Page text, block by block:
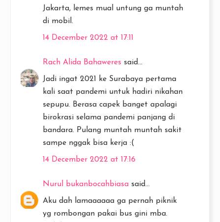
Jakarta, lemes mual untung ga muntah
di mobil.
14 December 2022 at 17:11
Rach Alida Bahaweres said...
Jadi ingat 2021 ke Surabaya pertama
kali saat pandemi untuk hadiri nikahan
sepupu. Berasa capek banget apalagi
birokrasi selama pandemi panjang di
bandara. Pulang muntah muntah sakit
sampe nggak bisa kerja :(
14 December 2022 at 17:16
Nurul bukanbocahbiasa said...
Aku dah lamaaaaaa ga pernah piknik
yg rombongan pakai bus gini mba.